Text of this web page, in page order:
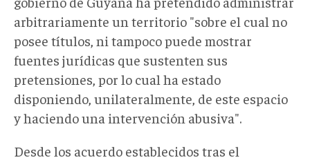
arbitrariamente un territorio "sobre el cual no
posee títulos, ni tampoco puede mostrar
fuentes jurídicas que sustenten sus
pretensiones, por lo cual ha estado
disponiendo, unilateralmente, de este espacio
y haciendo una intervención abusiva".
Desde los acuerdo establecidos tras el